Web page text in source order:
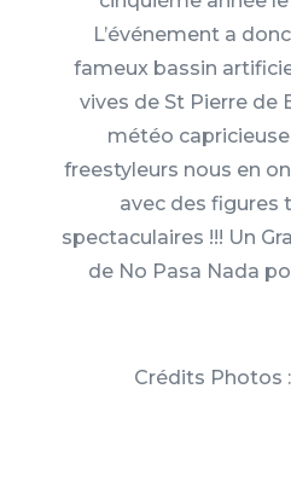
L’événement a
fameux bassin
vives de St Pierre de
météo
freestyleurs nous en
avec des figures
spectaculaires !!! Un
de No Pasa Nada
Crédits Photos